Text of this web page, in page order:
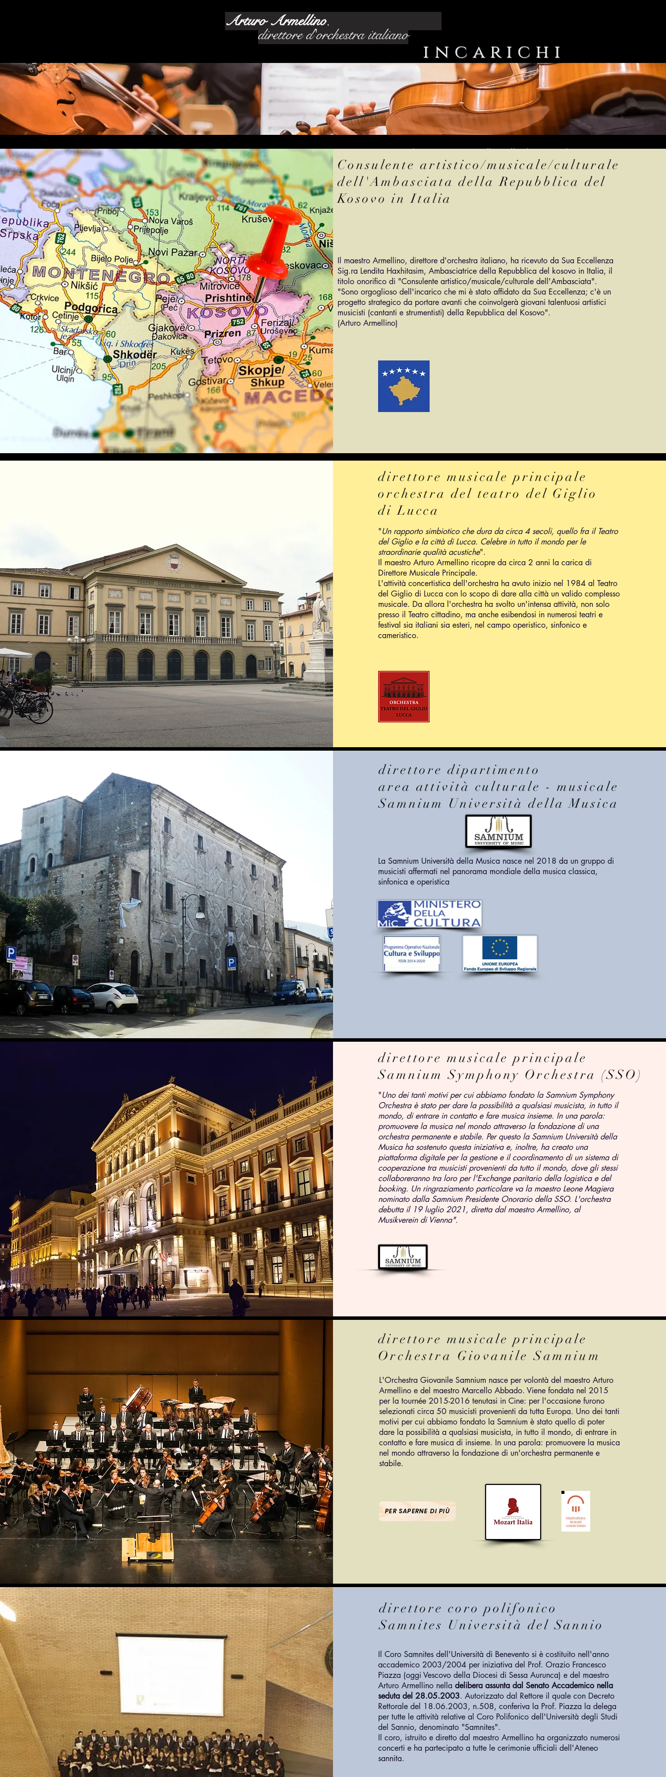
Arturo Armellino,
direttore d'orchestra italiano
incarichi
copyright@ 2022 Arturo Armellino. All rights reserved.
Consulente artistico/musicale/culturale
dell'Ambasciata della Repubblica del
Kosovo in Italia
Il maestro Armellino, direttore d'orchestra italiano, ha ricevuto da Sua Eccellenza
Sig.ra Lendita Haxhitasim, Ambasciatrice della Repubblica del kosovo in Italia, il
titolo onorifico di "Consulente artistico/musicale/culturale dell'Ambasciata".
"Sono orgoglioso dell'incarico che mi è stato affidato da Sua Eccellenza; c'è un
progetto strategico da portare avanti che coinvolgerà giovani talentuosi artistici
musicisti (cantanti e strumentisti) della Repubblica del Kosovo".
(Arturo Armellino)
direttore musicale principale
orchestra del teatro del Giglio
di Lucca
"Un rapporto simbiotico che dura da circa 4 secoli, quello fra il Teatro
del Giglio e la città di Lucca. Celebre in tutto il mondo per le
straordinarie qualità acustiche".
Il maestro Arturo Armellino ricopre da circa 2 anni la carica di
Direttore Musicale Principale.
L'attività concertistica dell'orchestra ha avuto inizio nel 1984 al Teatro
del Giglio di Lucca con lo scopo di dare alla città un valido complesso
musicale. Da allora l'orchestra ha svolto un'intensa attività, non solo
presso il Teatro cittadino, ma anche esibendosi in numerosi teatri e
festival sia italiani sia esteri, nel campo operistico, sinfonico e
cameristico.
direttore dipartimento
area attività culturale - musicale
Samnium Università della Musica
La Samnium Università della Musica nasce nel 2018 da un gruppo di
musicisti affermati nel panorama mondiale della musica classica,
sinfonica e operistica
direttore musicale principale
Samnium Symphony Orchestra (SSO)
"Uno dei tanti motivi per cui abbiamo fondato la Samnium Symphony
Orchestra è stato per dare la possibilità a qualsiasi musicista, in tutto il
mondo, di entrare in contatto e fare musica insieme. In una parola:
promuovere la musica nel mondo attraverso la fondazione di una
orchestra permanente e stabile. Per questo la Samnium Università della
Musica ha sostenuto questa iniziativa e, inoltre, ha creato una
piattaforma digitale per la gestione e il coordinamento di un sistema di
cooperazione tra musicisti provenienti da tutto il mondo, dove gli stessi
collaboreranno tra loro per l'Exchange paritario della logistica e del
booking. Un ringraziamento particolare va la maestro Leone Magiera
nominato dalla Samnium Presidente Onorario della SSO. L'orchestra
debutta il 19 luglio 2021, diretta dal maestro Armellino, al
Musikverein di Vienna".
direttore musicale principale
Orchestra Giovanile Samnium
L'Orchestra Giovanile Samnium nasce per volontà del maestro Arturo
Armellino e del maestro Marcello Abbado. Viene fondata nel 2015
per la tournée 2015-2016 tenutasi in Cine: per l'occasione furono
selezionati circa 50 musicisti provenienti da tutta Europa. Uno dei tanti
motivi per cui abbiamo fondato la Samnium è stato quello di poter
dare la possibilità a qualsiasi musicista, in tutto il mondo, di entrare in
contatto e fare musica di insieme. In una parola: promuovere la musica
nel mondo attraverso la fondazione di un'orchestra permanente e
stabile.
PER SAPERNE DI PIÙ
direttore coro polifonico
Samnites Università del Sannio
Il Coro Samnites dell'Università di Benevento si è costituito nell'anno
accademico 2003/2004 per iniziativa del Prof. Orazio Francesco
Piazza (oggi Vescovo della Diocesi di Sessa Aurunca) e del maestro
Arturo Armellino nella delibera assunta dal Senato Accademico nella
seduta del 28.05.2003. Autorizzato dal Rettore il quale con Decreto
Rettorale del 18.06.2003, n.508, conferiva la Prof. Piazza la delega
per tutte le attività relative al Coro Polifonico dell'Università degli Studi
del Sannio, denominato "Samnites".
Il coro, istruito e diretto dal maestro Armellino ha organizzato numerosi
concerti e ha partecipato a tutte le cerimonie ufficiali dell'Ateneo
sannita.